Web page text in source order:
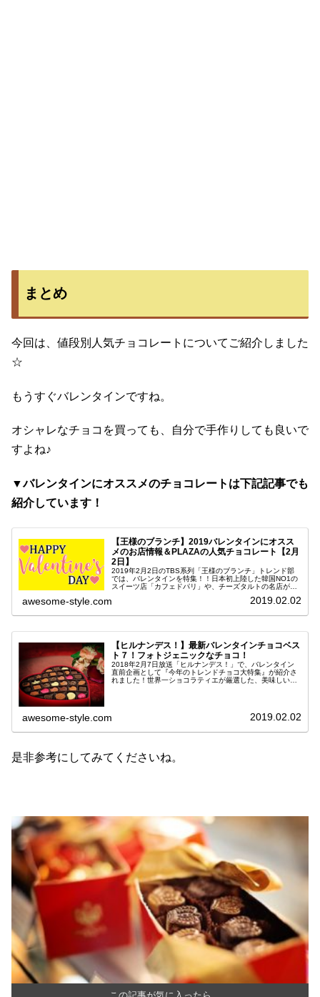
まとめ
今回は、値段別人気チョコレートについてご紹介しました
☆
もうすぐバレンタインですね。
オシャレなチョコを買っても、自分で手作りしても良いで
すよね♪
▼バレンタインにオススメのチョコレートは下記記事でも
紹介しています！
【王様のブランチ】2019バレンタインにオスス
メのお店情報＆PLAZAの人気チョコレート【2月
2日】
2019年2月2日のTBS系列「王様のブランチ」トレンド部
では、バレンタインを特集！！日本初上陸した韓国NO1の
スイーツ店「カフェドパリ」や、チーズタルトの名店が手
awesome-style.com 2019.02.02
【ヒルナンデス！】最新バレンタインチョコベス
ト７！フォトジェニックなチョコ！
2018年2月7日放送「ヒルナンデス！」で、バレンタイン
直前企画として『今年のトレンドチョコ大特集』が紹介さ
れました！世界一ショコラティエが厳選した、美味しいだ
awesome-style.com 2019.02.02
是非参考にしてみてくださいね。